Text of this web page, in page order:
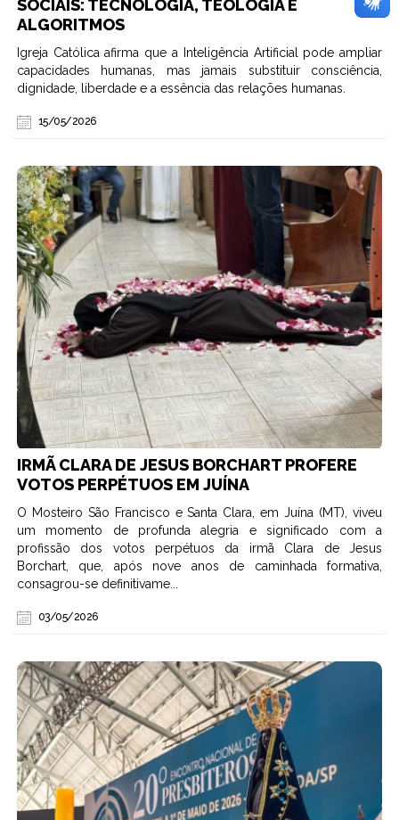
SOCIAIS: TECNOLOGIA, TEOLOGIA E
ALGORITMOS
Igreja Católica afirma que a Inteligência Artificial pode ampliar
capacidades humanas, mas jamais substituir consciência,
dignidade, liberdade e a essência das relações humanas.
15/05/2026
IRMÃ CLARA DE JESUS BORCHART PROFERE
VOTOS PERPÉTUOS EM JUÍNA
O Mosteiro São Francisco e Santa Clara, em Juína (MT), viveu
um momento de profunda alegria e significado com a
profissão dos votos perpétuos da irmã Clara de Jesus
Borchart, que, após nove anos de caminhada formativa,
consagrou-se definitivame...
03/05/2026